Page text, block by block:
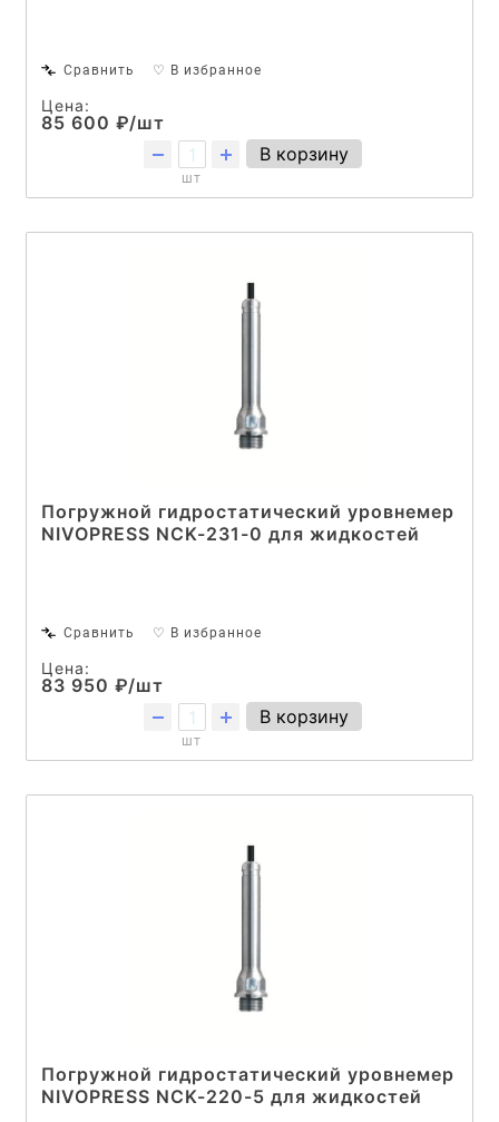
Сравнить ♡ В избранное
Цена:
85 600 ₽/шт
шт
В корзину
Погружной гидростатический уровнемер
NIVOPRESS NCK-231-0 для жидкостей
Сравнить ♡ В избранное
Цена:
83 950 ₽/шт
шт
В корзину
Погружной гидростатический уровнемер
NIVOPRESS NCK-220-5 для жидкостей